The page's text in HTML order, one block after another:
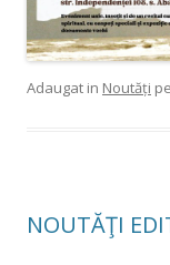
Adaugat in Noutăți
NOUTĂŢI